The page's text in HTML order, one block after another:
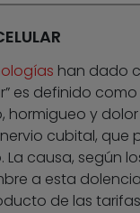
han dado
es definido
hormigueo y
cubital,
causa, según
a esta
de las